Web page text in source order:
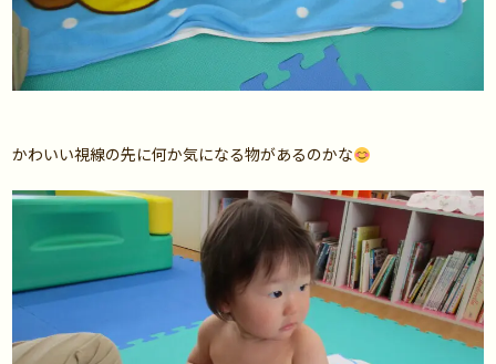
かわいい視線の先に何か気になる物があるのかな